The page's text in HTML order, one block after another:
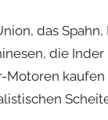
das
die